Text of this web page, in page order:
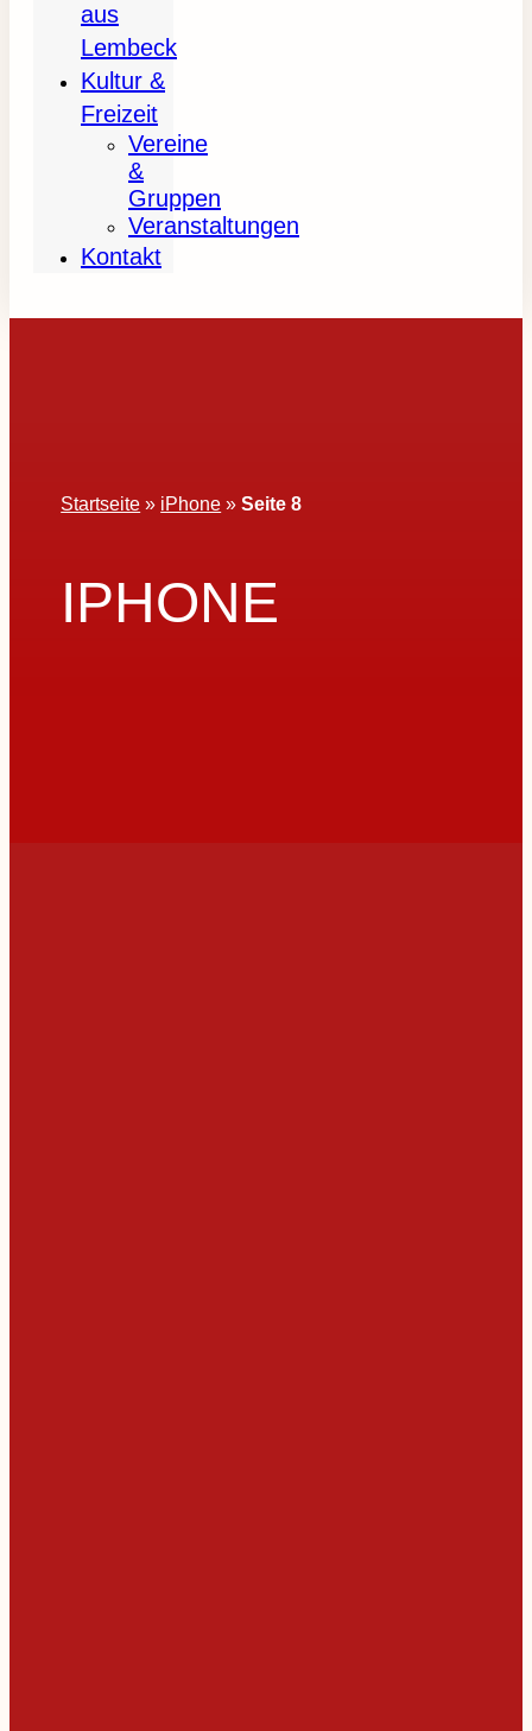
aus
Lembeck
Kultur &
Freizeit
Vereine
&
Gruppen
Veranstaltungen
Kontakt
Startseite » iPhone »Seite 8
IPHONE